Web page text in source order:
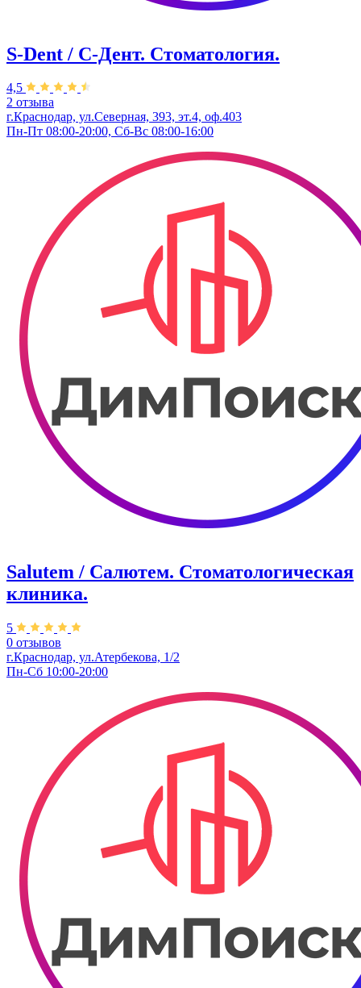
S-Dent / С-Дент. Стоматология.
4,5
2 отзыва
г.Краснодар, ул.Северная, 393, эт.4, оф.403
Пн-Пт 08:00-20:00, Сб-Вс 08:00-16:00
Salutem / Салютем. Стоматологическая
клиника.
5
0 отзывов
г.Краснодар, ул.Атербекова, 1/2
Пн-Сб 10:00-20:00